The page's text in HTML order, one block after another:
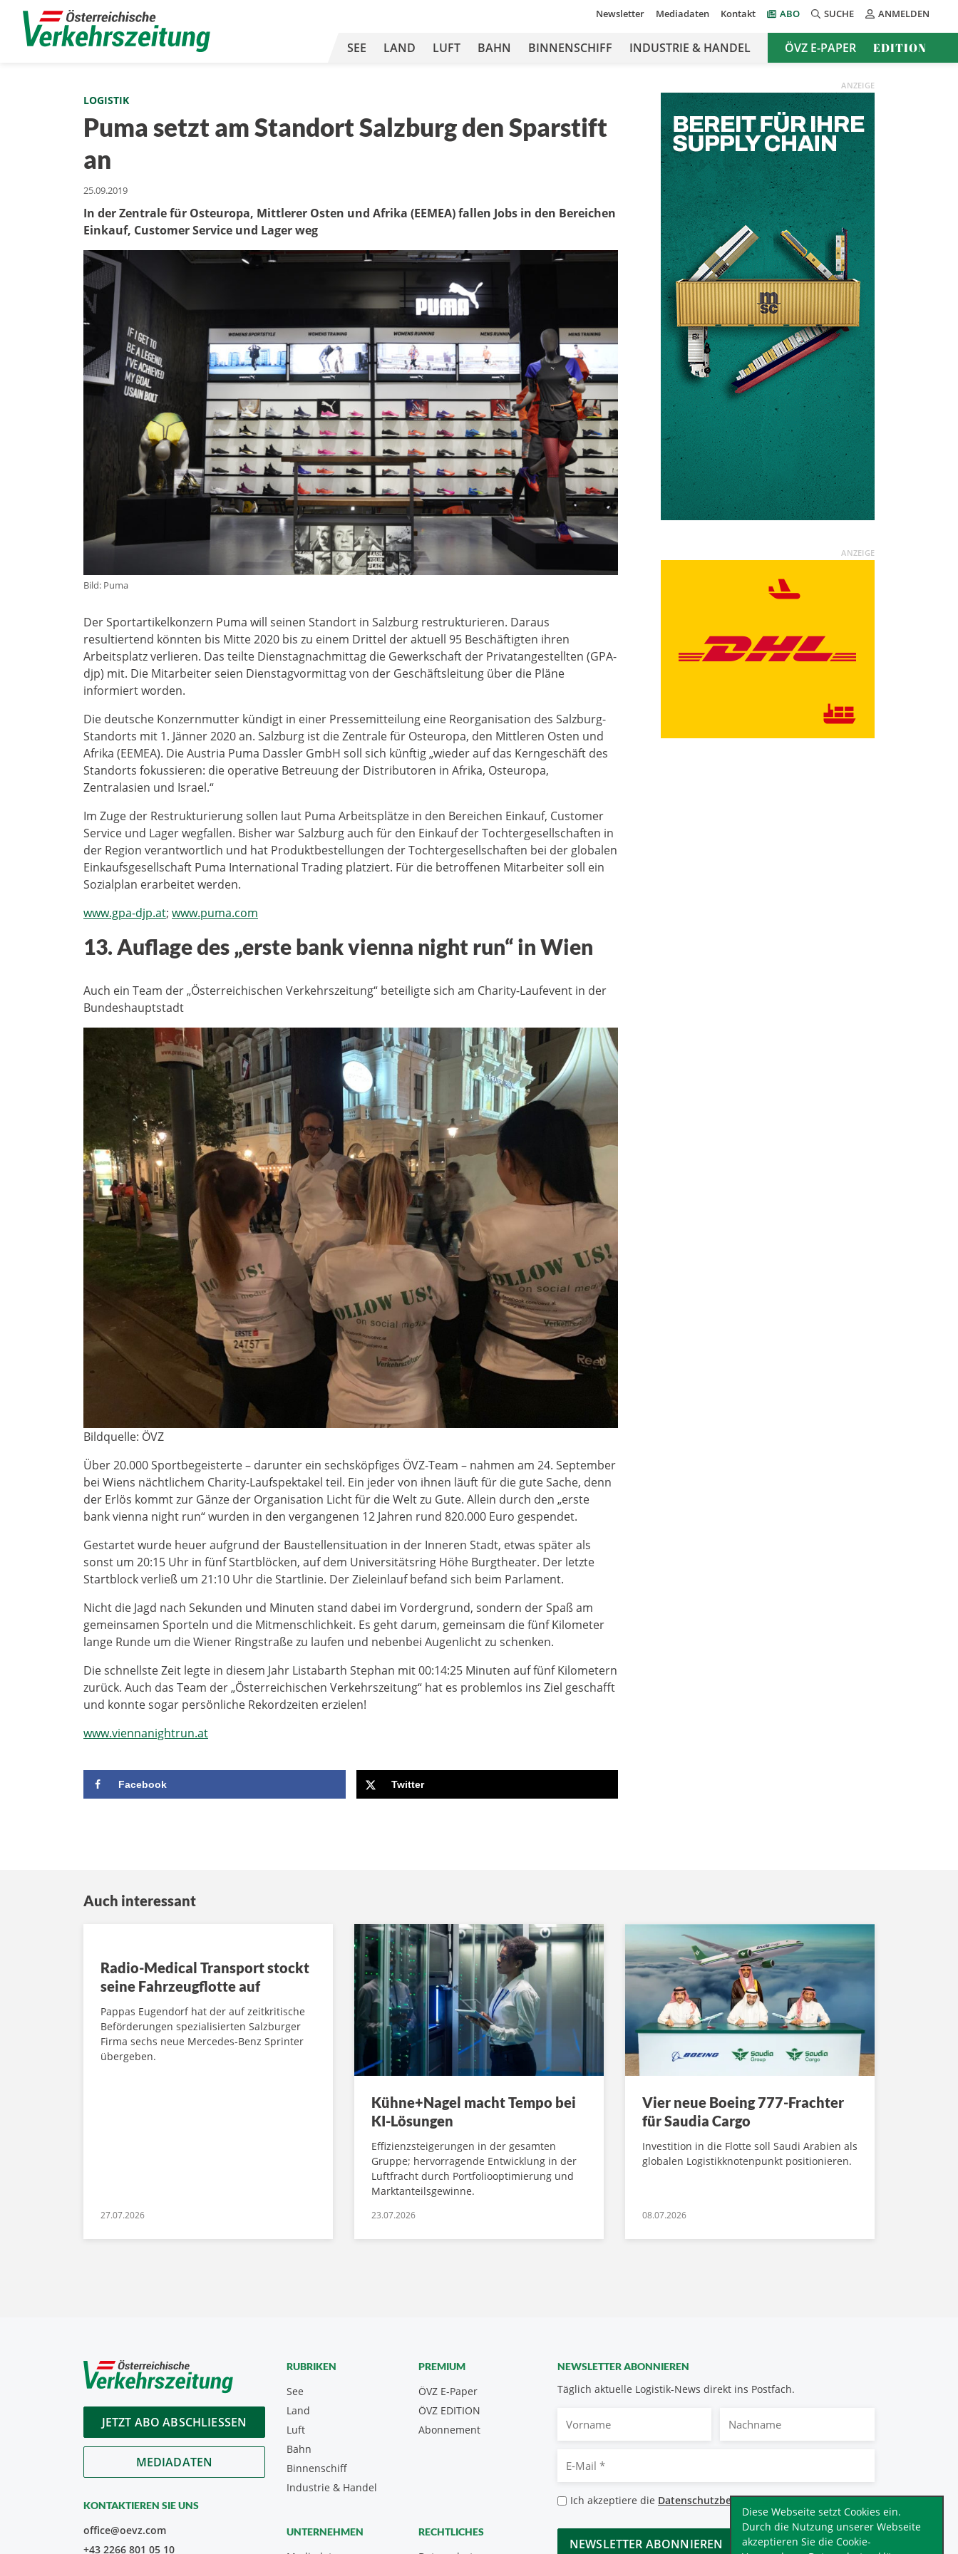
Diese Webseite setzt Cookies ein.
Durch die Nutzung unserer Webseite
akzeptieren Sie die Cookie-
Newsletter Mediadaten Kontakt ABO SUCHE ANMELDEN
SEE LAND LUFT BAHN BINNENSCHIFF INDUSTRIE & HANDEL ÖVZ E-PAPER EDITION
LOGISTIK
Puma setzt am Standort Salzburg den Sparstift
an
25.09.2019
In der Zentrale für Osteuropa, Mittlerer Osten und Afrika (EEMEA) fallen Jobs in den Bereichen
Einkauf, Customer Service und Lager weg
Bild: Puma
Der Sportartikelkonzern Puma will seinen Standort in Salzburg restrukturieren. Daraus
resultiertend könnten bis Mitte 2020 bis zu einem Drittel der aktuell 95 Beschäftigten ihren
Arbeitsplatz verlieren. Das teilte Dienstagnachmittag die Gewerkschaft der Privatangestellten (GPA-
djp) mit. Die Mitarbeiter seien Dienstagvormittag von der Geschäftsleitung über die Pläne
informiert worden.
Die deutsche Konzernmutter kündigt in einer Pressemitteilung eine Reorganisation des Salzburg-
Standorts mit 1. Jänner 2020 an. Salzburg ist die Zentrale für Osteuropa, den Mittleren Osten und
Afrika (EEMEA). Die Austria Puma Dassler GmbH soll sich künftig „wieder auf das Kerngeschäft des
Standorts fokussieren: die operative Betreuung der Distributoren in Afrika, Osteuropa,
Zentralasien und Israel.“
Im Zuge der Restrukturierung sollen laut Puma Arbeitsplätze in den Bereichen Einkauf, Customer
Service und Lager wegfallen. Bisher war Salzburg auch für den Einkauf der Tochtergesellschaften in
der Region verantwortlich und hat Produktbestellungen der Tochtergesellschaften bei der globalen
Einkaufsgesellschaft Puma International Trading platziert. Für die betroffenen Mitarbeiter soll ein
Sozialplan erarbeitet werden.
www.gpa-djp.at; www.puma.com
13. Auflage des „erste bank vienna night run“ in Wien
Auch ein Team der „Österreichischen Verkehrszeitung“ beteiligte sich am Charity-Laufevent in der
Bundeshauptstadt
Bildquelle: ÖVZ
Über 20.000 Sportbegeisterte – darunter ein sechsköpfiges ÖVZ-Team – nahmen am 24. September
bei Wiens nächtlichem Charity-Laufspektakel teil. Ein jeder von ihnen läuft für die gute Sache, denn
der Erlös kommt zur Gänze der Organisation Licht für die Welt zu Gute. Allein durch den „erste
bank vienna night run“ wurden in den vergangenen 12 Jahren rund 820.000 Euro gespendet.
Gestartet wurde heuer aufgrund der Baustellensituation in der Inneren Stadt, etwas später als
sonst um 20:15 Uhr in fünf Startblöcken, auf dem Universitätsring Höhe Burgtheater. Der letzte
Startblock verließ um 21:10 Uhr die Startlinie. Der Zieleinlauf befand sich beim Parlament.
Nicht die Jagd nach Sekunden und Minuten stand dabei im Vordergrund, sondern der Spaß am
gemeinsamen Sporteln und die Mitmenschlichkeit. Es geht darum, gemeinsam die fünf Kilometer
lange Runde um die Wiener Ringstraße zu laufen und nebenbei Augenlicht zu schenken.
Die schnellste Zeit legte in diesem Jahr Listabarth Stephan mit 00:14:25 Minuten auf fünf Kilometern
zurück. Auch das Team der „Österreichischen Verkehrszeitung“ hat es problemlos ins Ziel geschafft
und konnte sogar persönliche Rekordzeiten erzielen!
www.viennanightrun.at
Facebook Twitter
ANZEIGE
ANZEIGE
Auch interessant
Radio-Medical Transport stockt
seine Fahrzeugflotte auf
Pappas Eugendorf hat der auf zeitkritische
Beförderungen spezialisierten Salzburger
Firma sechs neue Mercedes-Benz Sprinter
übergeben.
27.07.2026
Kühne+Nagel macht Tempo bei
KI-Lösungen
Effizienzsteigerungen in der gesamten
Gruppe; hervorragende Entwicklung in der
Luftfracht durch Portfoliooptimierung und
Marktanteilsgewinne.
23.07.2026
Vier neue Boeing 777-Frachter
für Saudia Cargo
Investition in die Flotte soll Saudi Arabien als
globalen Logistikknotenpunkt positionieren.
08.07.2026
JETZT ABO ABSCHLIESSEN
MEDIADATEN
KONTAKTIEREN SIE UNS
office@oevz.com
+43 2266 801 05 10
NEWSLETTER ABONNIEREN
Täglich aktuelle Logistik-News direkt ins Postfach.
Mail
Datenschutzbestimmungen
Ich akzeptiere die Datenschutzbestimmungen.*
CAPTCHA
RUBRIKEN
See
Land
Luft
Bahn
Binnenschiff
Industrie & Handel
PREMIUM
ÖVZ E-Paper
Abonnement
ÖVZ EDITION
UNTERNEHMEN RECHTLICHES